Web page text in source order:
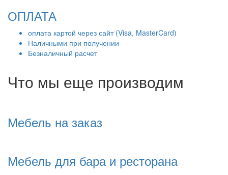
ОПЛАТА
оплата картой через сайт (Visa, MasterCard)
Наличными при получении
Безналичный расчет
Что мы еще производим
Мебель на заказ
Мебель для бара и ресторана